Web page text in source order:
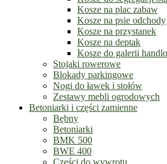
Kosze na plac zabaw
Kosze na psie odchody
Kosze na przystanek
Kosze na deptak
Kosze do galerii
Stojaki rowerowe
Blokady parkingowe
Nogi do ławek i stołów
Zestawy mebli ogrodowych
Betoniarki i części zamienne
Bębny
Betoniarki
BMK 500
BWE 400